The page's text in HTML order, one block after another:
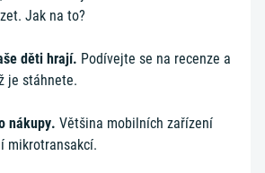
Jak na to?
děti hrají. Podívejte se na recenze a
je stáhnete.
nákupy. Většina mobilních zařízení
mikrotransakcí.